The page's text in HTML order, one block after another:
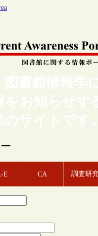
図書館情報学
をお知らせす
のサイトです。
E CA 調査研